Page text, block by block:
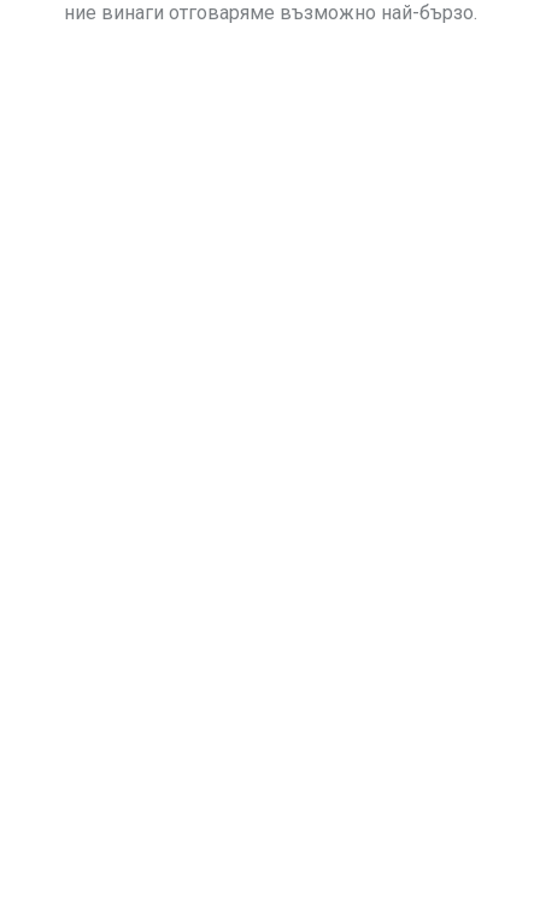
ние винаги отговаряме възможно най-бързо.